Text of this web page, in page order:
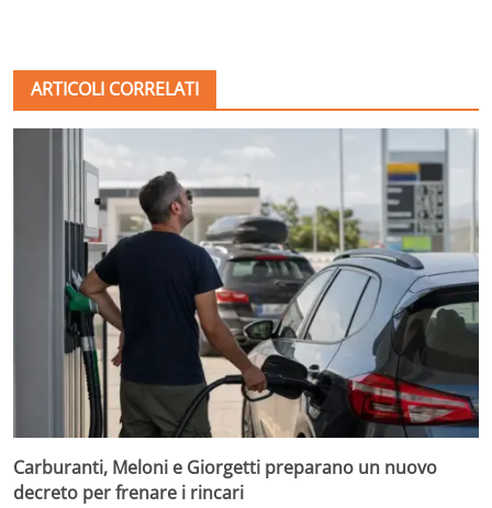
ARTICOLI CORRELATI
Carburanti, Meloni e Giorgetti preparano un nuovo
decreto per frenare i rincari